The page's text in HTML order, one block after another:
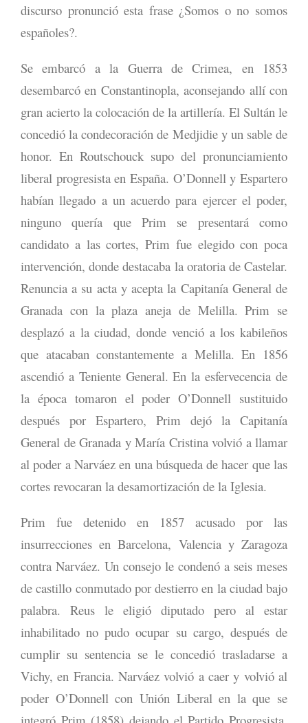
discurso pronunció esta frase ¿Somos o no somos
españoles?.
Se embarcó a la Guerra de Crimea, en 1853
desembarcó en Constantinopla, aconsejando allí con
gran acierto la colocación de la artillería. El Sultán le
concedió la condecoración de Medjidie y un sable de
honor. En Routschouck supo del pronunciamiento
liberal progresista en España. O’Donnell y Espartero
habían llegado a un acuerdo para ejercer el poder,
ninguno quería que Prim se presentará como
candidato a las cortes, Prim fue elegido con poca
intervención, donde destacaba la oratoria de Castelar.
Renuncia a su acta y acepta la Capitanía General de
Granada con la plaza aneja de Melilla. Prim se
desplazó a la ciudad, donde venció a los kabileños
que atacaban constantemente a Melilla. En 1856
ascendió a Teniente General. En la esfervecencia de
la época tomaron el poder O’Donnell sustituido
después por Espartero, Prim dejó la Capitanía
General de Granada y María Cristina volvió a llamar
al poder a Narváez en una búsqueda de hacer que las
cortes revocaran la desamortización de la Iglesia.
Prim fue detenido en 1857 acusado por las
insurrecciones en Barcelona, Valencia y Zaragoza
contra Narváez. Un consejo le condenó a seis meses
de castillo conmutado por destierro en la ciudad bajo
palabra. Reus le eligió diputado pero al estar
inhabilitado no pudo ocupar su cargo, después de
cumplir su sentencia se le concedió trasladarse a
Vichy, en Francia. Narváez volvió a caer y volvió al
poder O’Donnell con Unión Liberal en la que se